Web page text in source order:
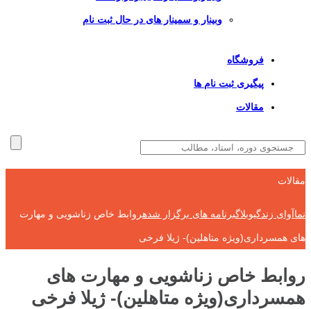
وبینار و سمینار های در حال ثبت نام
فروشگاه
پیگیری ثبت نام ها
مقالات
مقالات
نماآوای زندگیوبلاگبرنامه های برگزار شدهروابط خاص زناشویی و مهارت
های همسرداری(ویژه متاهلین)- ژیلا فرخی
روابط خاص زناشویی و مهارت های
همسرداری(ویژه متاهلین)- ژیلا فرخی